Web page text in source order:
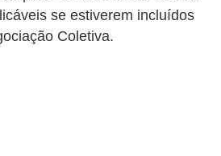
​​se estiverem incluídos
Coletiva.